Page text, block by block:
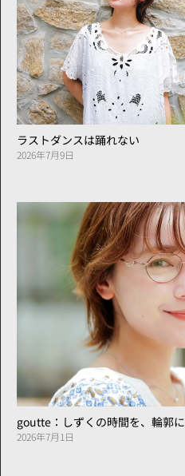
ラストダンスは踊れない
2026年7月9日
goutte：しずくの時間を、輪郭に
2026年7月1日